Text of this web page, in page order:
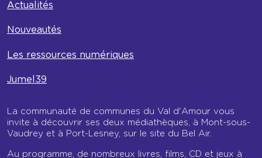
Actualités
Nouveautés
Les ressources numériques
Jumel39
La communauté de communes du Val d'Amour vous
invite à découvrir ses deux médiathèques, à Mont-sous-
Vaudrey et à Port-Lesney, sur le site du Bel Air.
Au programme, de nombreux livres, films, CD et jeux à